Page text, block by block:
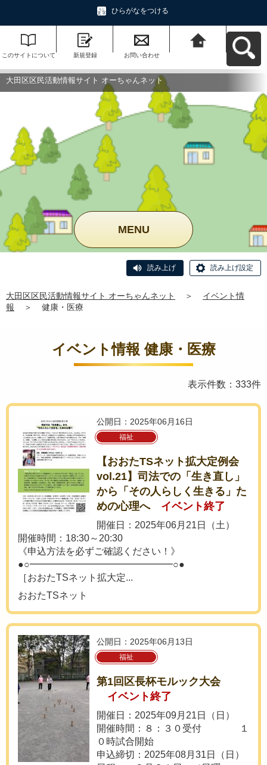
ひらがなをつける
このサイトについて 新規登録 お問い合わせ
ットへ戻る
大田区区民活動情報サイト オーちゃんネット
MENU
読み上げ 読み上げ設定
大田区区民活動情報サイト オーちゃんネット ＞
イベント情
報
＞ 健康・医療
イベント情報 健康・医療
表示件数：333件
公開日：2025年06月16日
福祉
【おおたTSネット拡大定例会
vol.21】司法での「生き直し」
から「その人らしく生きる」た
めの心理へ
イベント終了
開催日：2025年06月21日（土）
開催時間：18:30～20:30
《申込方法を必ずご確認ください！》
●○━━━━━━━━━━━━━━━○●
［おおたTSネット拡大定...
おおたTSネット
公開日：2025年06月13日
福祉
第1回区長杯モルック大会
イベント終了
開催日：2025年09月21日（日）
開催時間：８：３０受付 １
０時試合開始
申込締切：2025年08月31日（日）